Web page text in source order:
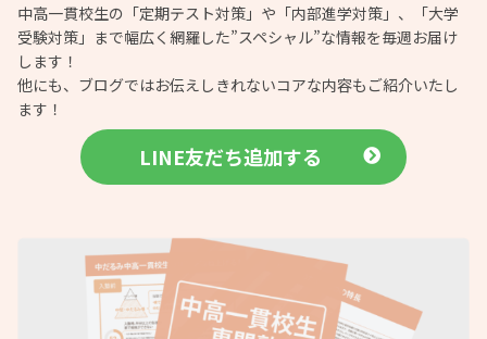
中高一貫校生の「定期テスト対策」や「内部進学対策」、「大学
受験対策」まで幅広く網羅した”スペシャル”な情報を毎週お届け
します！
他にも、ブログではお伝えしきれないコアな内容もご紹介いたし
ます！
LINE友だち追加する